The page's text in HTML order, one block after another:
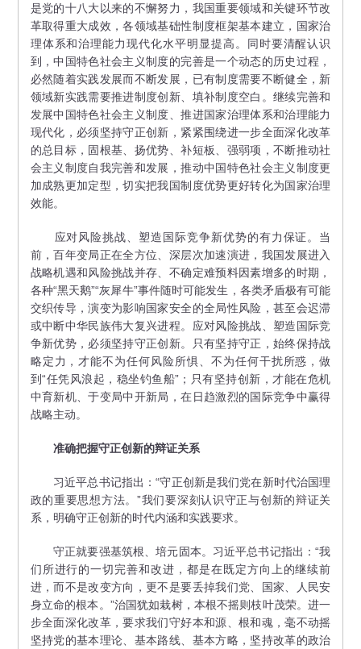
是党的十八大以来的不懈努力，我国重要领域和关键环节改
革取得重大成效，各领域基础性制度框架基本建立，国家治
理体系和治理能力现代化水平明显提高。同时要清醒认识
到，中国特色社会主义制度的完善是一个动态的历史过程，
必然随着实践发展而不断发展，已有制度需要不断健全，新
领域新实践需要推进制度创新、填补制度空白。继续完善和
发展中国特色社会主义制度、推进国家治理体系和治理能力
现代化，必须坚持守正创新，紧紧围绕进一步全面深化改革
的总目标，固根基、扬优势、补短板、强弱项，不断推动社
会主义制度自我完善和发展，推动中国特色社会主义制度更
加成熟更加定型，切实把我国制度优势更好转化为国家治理
效能。
应对风险挑战、塑造国际竞争新优势的有力保证。当
前，百年变局正在全方位、深层次加速演进，我国发展进入
战略机遇和风险挑战并存、不确定难预料因素增多的时期，
各种“黑天鹅”“灰犀牛”事件随时可能发生，各类矛盾极有可能
交织传导，演变为影响国家安全的全局性风险，甚至会迟滞
或中断中华民族伟大复兴进程。应对风险挑战、塑造国际竞
争新优势，必须坚持守正创新。只有坚持守正，始终保持战
略定力，才能不为任何风险所惧、不为任何干扰所惑，做
到“任凭风浪起，稳坐钓鱼船”；只有坚持创新，才能在危机
中育新机、于变局中开新局，在日趋激烈的国际竞争中赢得
战略主动。
准确把握守正创新的辩证关系
习近平总书记指出：“守正创新是我们党在新时代治国理
政的重要思想方法。”我们要深刻认识守正与创新的辩证关
系，明确守正创新的时代内涵和实践要求。
守正就要强基筑根、培元固本。习近平总书记指出：“我
们所进行的一切完善和改进，都是在既定方向上的继续前
进，而不是改变方向，更不是要丢掉我们党、国家、人民安
身立命的根本。”治国犹如栽树，本根不摇则枝叶茂荣。进一
步全面深化改革，要求我们守好本和源、根和魂，毫不动摇
坚持党的基本理论、基本路线、基本方略，坚持改革的政治